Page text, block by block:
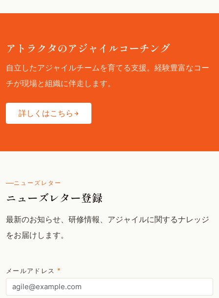
アトラクタのアジャイルコーチング
自立したアジャイルチームを育てる支援。経験豊富なコー
チが現場と組織に伴走します。
詳しくはこちら
ニューズレター
ニューズレター登録
最新のお知らせ、研修情報、アジャイルに関するナレッジ
をお届けします。
メールアドレス *